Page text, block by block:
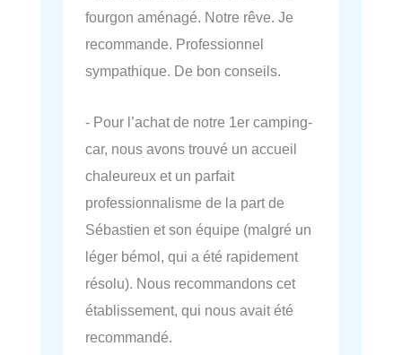
fourgon aménagé. Notre rêve. Je
recommande. Professionnel
sympathique. De bon conseils.
- Pour l’achat de notre 1er camping-
car, nous avons trouvé un accueil
chaleureux et un parfait
professionnalisme de la part de
Sébastien et son équipe (malgré un
léger bémol, qui a été rapidement
résolu). Nous recommandons cet
établissement, qui nous avait été
recommandé.